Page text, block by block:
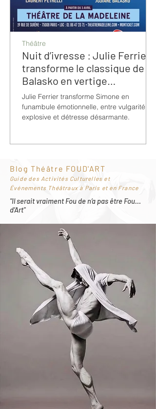
Nuit d’ivresse : Julie Ferrier
transforme le classique de
Balasko en vertige
bouleversant
Julie Ferrier transforme Simone en
funambule émotionnelle, entre vulgarité
explosive et détresse désarmante.
Théâtre
Blog Théâtre FOUD'ART
Guide des Activités Culturelles et
Événements Théâtraux à Paris et en France
"Il serait vraiment Fou de n’a pas être Fou…
d’Art"